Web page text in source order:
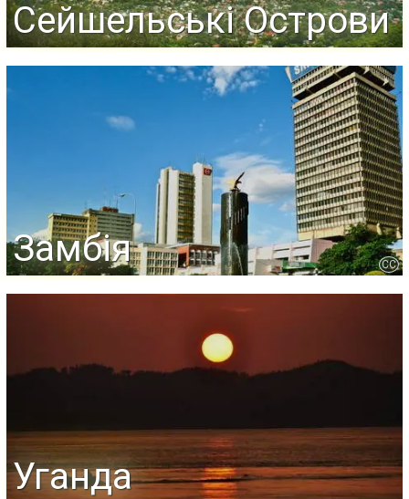
Сейшельські Острови
Замбія CC
Уганда